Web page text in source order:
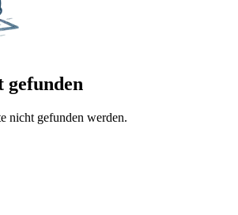
gefunden
nicht gefunden werden.